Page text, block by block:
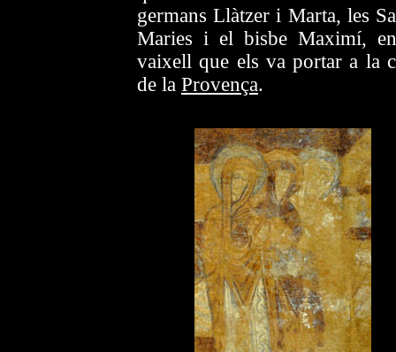
germans Llàtzer i Marta, les
Maries i el bisbe Maximí,
vaixell que els va portar a la
de la Provença.